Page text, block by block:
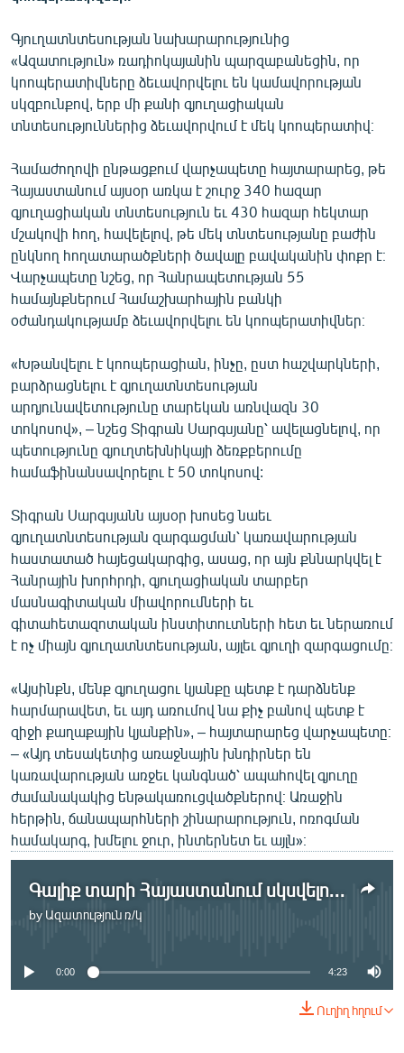
Հայերեն
English
Русский
«Ազատության» բոլոր կայքերը
Գյուղատնտեսության նախարարությունից
«Ազատություն» ռադիոկայանին պարզաբանեցին, որ
կոոպերատիվները ձեւավորվելու են կամավորության
սկզբունքով, երբ մի քանի գյուղացիական
տնտեսություններից ձեւավորվում է մեկ կոոպերատիվ։
Համաժողովի ընթացքում վարչապետը հայտարարեց, թե
Հայաստանում այսօր առկա է շուրջ 340 հազար
գյուղացիական տնտեսություն եւ 430 հազար հեկտար
մշակովի հող, հավելելով, թե մեկ տնտեսությանը բաժին
ընկնող հողատարածքների ծավալը բավականին փոքր է։
Վարչապետը նշեց, որ Հանրապետության 55
համայնքներում Համաշխարհային բանկի
օժանդակությամբ ձեւավորվելու են կոոպերատիվներ։
«Խթանվելու է կոոպերացիան, ինչը, ըստ հաշվարկների,
բարձրացնելու է գյուղատնտեսության
արդյունավետությունը տարեկան առնվազն 30
տոկոսով», – նշեց Տիգրան Սարգսյանը՝ ավելացնելով, որ
պետությունը գյուղտեխնիկայի ձեռքբերումը
համաֆինանսավորելու է 50 տոկոսով:
Տիգրան Սարգսյանն այսօր խոսեց նաեւ
գյուղատնտեսության զարգացման՝ կառավարության
հաստատած հայեցակարգից, ասաց, որ այն քննարկվել է
Հանրային խորհրդի, գյուղացիական տարբեր
մասնագիտական միավորումների եւ
գիտահետազոտական ինստիտուտների հետ եւ ներառում
է ոչ միայն գյուղատնտեսության, այլեւ գյուղի զարգացումը։
«Այսինքն, մենք գյուղացու կյանքը պետք է դարձնենք
հարմարավետ, եւ այդ առումով նա քիչ բանով պետք է
զիջի քաղաքային կյանքին», – հայտարարեց վարչապետը։
– «Այդ տեսակետից առաջնային խնդիրներ են
կառավարության առջեւ կանգնած՝ ապահովել գյուղը
ժամանակակից ենթակառուցվածքներով։ Առաջին
հերթին, ճանապարհների շինարարություն, ոռոգման
համակարգ, խմելու ջուր, ինտերնետ եւ այլն»։
Գալիք տարի Հայաստանում սկսվելու է գյուղացիական տնտեսությունների խոշորացումը
by Ազատություն ռ/կ
No media source currently available
0:00 4:23
Ուղիղ հղում